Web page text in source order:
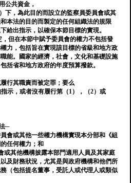
公共資金，
下，為此目的而設立的監察員委員會或其
本法的目的而製定的任何組織法的規限
給出指示，以確保本節目標的實現。
但在本節中賦予委員會的權力不包括發
力，包括旨在實現該目標的省級和地方政
能。國家的經濟，社會，文化和基礎設施
括省和地方政府的年度預算撥款。
行其職責而被定罪；要么
示，或者沒有履行第（1），（2）或
─
會或其他一些權力機構實現本分部和《組
任何權力；和
或其他機構披露本部門適用人員及其家庭
及財務狀況，尤其是與政府機構和他們所
（包括提名董事，受託人或代理人或類似